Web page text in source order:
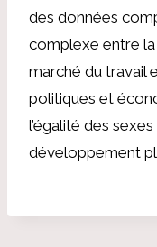
des données
complexe entre
marché du travail
politiques et
l’égalité des
développement